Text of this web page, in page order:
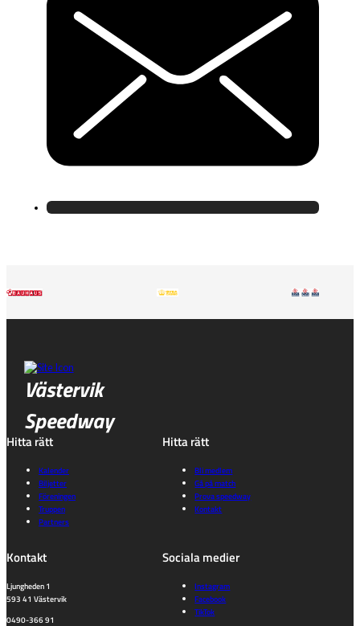
Västervik
Speedway
Hitta rätt
Kalender
Biljetter
Föreningen
Truppen
Partners
Hitta rätt
Bli medlem
Gå på match
Prova speedway
Kontakt
Kontakt
Ljungheden 1
593 41 Västervik
0490-366 91
Sociala medier
Instagram
Facebook
TikTok